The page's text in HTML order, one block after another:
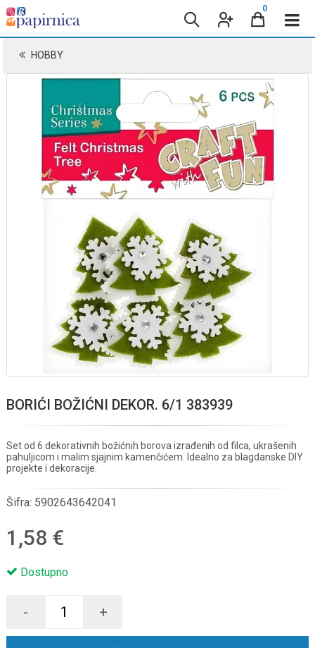
0
HOBBY
BORIĆI BOŽIĆNI DEKOR. 6/1 383939
Set od 6 dekorativnih božićnih borova izrađenih od filca, ukrašenih
pahuljicom i malim sjajnim kamenčićem. Idealno za blagdanske DIY
projekte i dekoracije.
Šifra: 5902643642041
1,58 €
Dostupno
- +